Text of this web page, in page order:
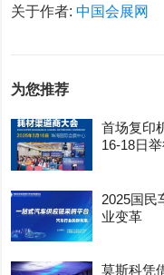
关于作者:中国会展网
为您推荐
首场复印
16-18日
2025国民
业变革
莫斯科凭